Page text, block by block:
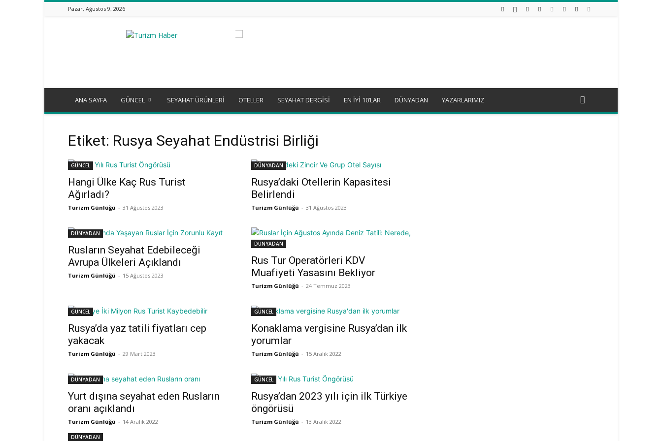
Pazar, Ağustos 9, 2026
Turizm
ANA SAYFA GÜNCEL SEYAHAT ÜRÜNLERİ OTELLER SEYAHAT DERGİSİ EN İYİ 10’LAR DÜNYADAN YAZARLARIMIZ
Etiket: Rusya Seyahat Endüstrisi Birliği
GÜNCEL
Hangi Ülke Kaç Rus Turist
Ağırladı?
Turizm Günlüğü - 31 Ağustos 2023
DÜNYADAN
Rusya’daki Otellerin Kapasitesi
Belirlendi
Turizm Günlüğü - 31 Ağustos 2023
DÜNYADAN
Rusların Seyahat Edebileceği
Avrupa Ülkeleri Açıklandı
Turizm Günlüğü - 15 Ağustos 2023
DÜNYADAN
Rus Tur Operatörleri KDV
Muafiyeti Yasasını Bekliyor
Turizm Günlüğü - 24 Temmuz 2023
GÜNCEL
Rusya’da yaz tatili fiyatları cep
yakacak
Turizm Günlüğü - 29 Mart 2023
GÜNCEL
Konaklama vergisine Rusya’dan ilk
yorumlar
Turizm Günlüğü - 15 Aralık 2022
DÜNYADAN
Yurt dışına seyahat eden Rusların
oranı açıklandı
Turizm Günlüğü - 14 Aralık 2022
GÜNCEL
Rusya’dan 2023 yılı için ilk Türkiye
öngörüsü
Turizm Günlüğü - 13 Aralık 2022
DÜNYADAN